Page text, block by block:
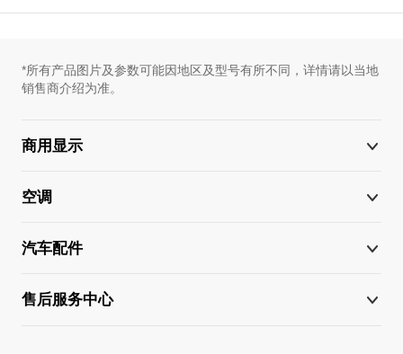
*所有产品图片及参数可能因地区及型号有所不同，详情请以当地
销售商介绍为准。
商用显示
空调
汽车配件
售后服务中心